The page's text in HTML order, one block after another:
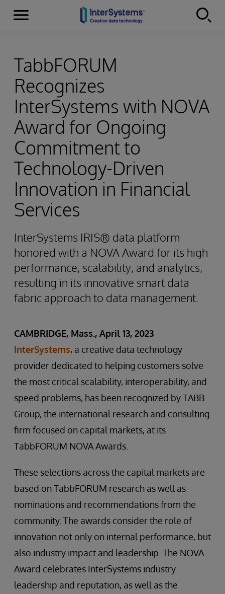
Skip to content
Menu
TabbFORUM
Recognizes
InterSystems with NOVA
Award for Ongoing
Commitment to
Technology-Driven
Innovation in Financial
Services
InterSystems IRIS® data platform
honored with a NOVA Award for its high
performance, scalability, and analytics,
resulting in its innovative smart data
fabric approach to data management.
CAMBRIDGE, Mass., April 13, 2023 –
InterSystems, a creative data technology
provider dedicated to helping customers solve
the most critical scalability, interoperability, and
speed problems, has been recognized by TABB
Group, the international research and consulting
firm focused on capital markets, at its
TabbFORUM NOVA Awards.
These selections across the capital markets are
based on TabbFORUM research as well as
nominations and recommendations from the
community. The awards consider the role of
innovation not only on internal performance, but
also industry impact and leadership. The NOVA
Award celebrates InterSystems industry
leadership and reputation, as well as the